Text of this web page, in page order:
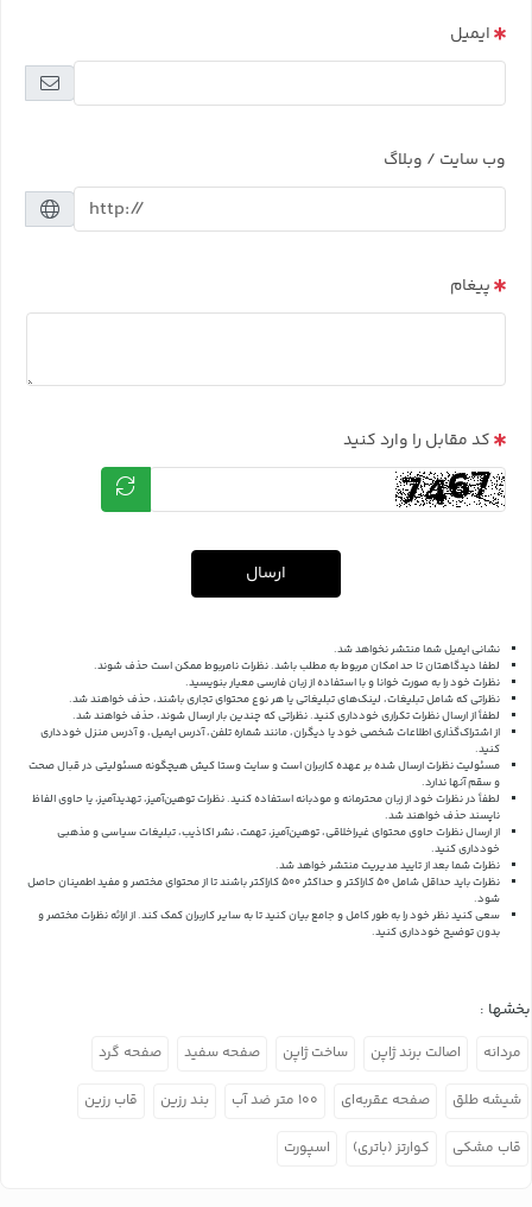
ایمیل
وب سایت / وبلاگ
پیغام
کد مقابل را وارد کنید
ارسال
نشانی ایمیل شما منتشر نخواهد شد.
لطفا دیدگاهتان تا حد امکان مربوط به مطلب باشد. نظرات نامربوط ممکن است حذف شوند.
نظرات خود را به صورت خوانا و با استفاده از زبان فارسی معیار بنویسید.
نظراتی که شامل تبلیغات، لینک‌های تبلیغاتی یا هر نوع محتوای تجاری باشند، حذف خواهند شد.
لطفاً از ارسال نظرات تکراری خودداری کنید. نظراتی که چندین بار ارسال شوند، حذف خواهند شد.
از اشتراک‌گذاری اطلاعات شخصی خود یا دیگران، مانند شماره تلفن، آدرس ایمیل، و آدرس منزل خودداری
کنید.
مسئولیت نظرات ارسال شده بر عهده کاربران است و سایت وستا کیش هیچگونه مسئولیتی در قبال صحت
و سقم آنها ندارد.
لطفاً در نظرات خود از زبان محترمانه و مودبانه استفاده کنید. نظرات توهین‌آمیز، تهدیدآمیز، یا حاوی الفاظ
ناپسند حذف خواهند شد.
از ارسال نظرات حاوی محتوای غیراخلاقی، توهین‌آمیز، تهمت، نشر اکاذیب، تبلیغات سیاسی و مذهبی
خودداری کنید.
نظرات شما بعد از تایید مدیریت منتشر خواهد شد.
نظرات باید حداقل شامل 50 کاراکتر و حداکثر 500 کاراکتر باشند تا از محتوای مختصر و مفید اطمینان حاصل
شود.
سعی کنید نظر خود را به طور کامل و جامع بیان کنید تا به سایر کاربران کمک کند.از ارائه نظرات مختصر و
بدون توضیح خودداری کنید.
بخشها :
مردانه اصالت برند ژاپن ساخت ژاپن صفحه سفید صفحه گرد
شیشه طلق صفحه عقربه‌ای ۱۰۰ متر ضد آب بند رزین قاب رزین
قاب مشکی کوارتز (باتری) اسپورت